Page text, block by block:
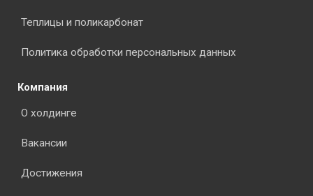
Теплицы и поликарбонат
Политика обработки персональных данных
Компания
О холдинге
Вакансии
Достижения